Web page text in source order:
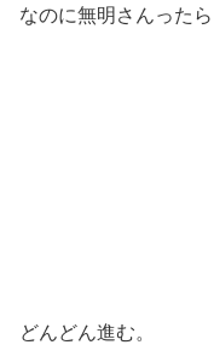
なのに無明さんった
どんどん進む。